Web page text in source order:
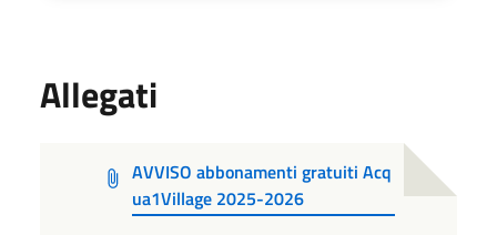
Allegati
AVVISO abbonamenti gratuiti Acq
ua1Village 2025-2026